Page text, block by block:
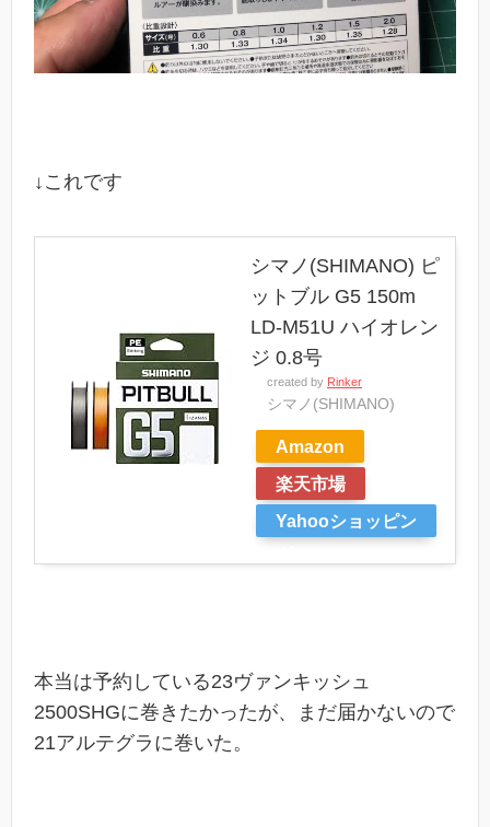
↓これです
シマノ(SHIMANO) ピ
ットブル G5 150m
LD-M51U ハイオレン
ジ 0.8号
created by Rinker
シマノ(SHIMANO)
Amazon
楽天市場
Yahooショッピン
本当は予約している23ヴァンキッシュ
2500SHGに巻きたかったが、まだ届かないので
21アルテグラに巻いた。